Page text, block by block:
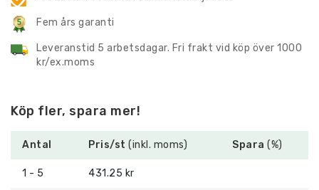
Fem års garanti
Leveranstid 5 arbetsdagar. Fri frakt vid köp över 1000
kr/ex.moms
Köp fler, spara mer!
Antal Pris/st (inkl. moms) Spara (%)
1 - 5 431.25 kr